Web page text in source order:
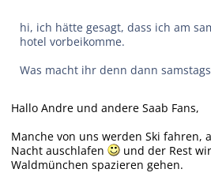
hi, ich hätte gesagt, dass ich am
hotel vorbeikomme.
Was macht ihr denn dann
Hallo Andre und andere Saab Fans,
Manche von uns werden Ski fahren,
Nacht auschlafen
und der Rest
Waldmünchen spazieren gehen.